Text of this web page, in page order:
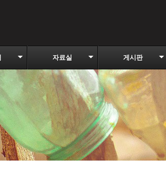
자료실 게시판